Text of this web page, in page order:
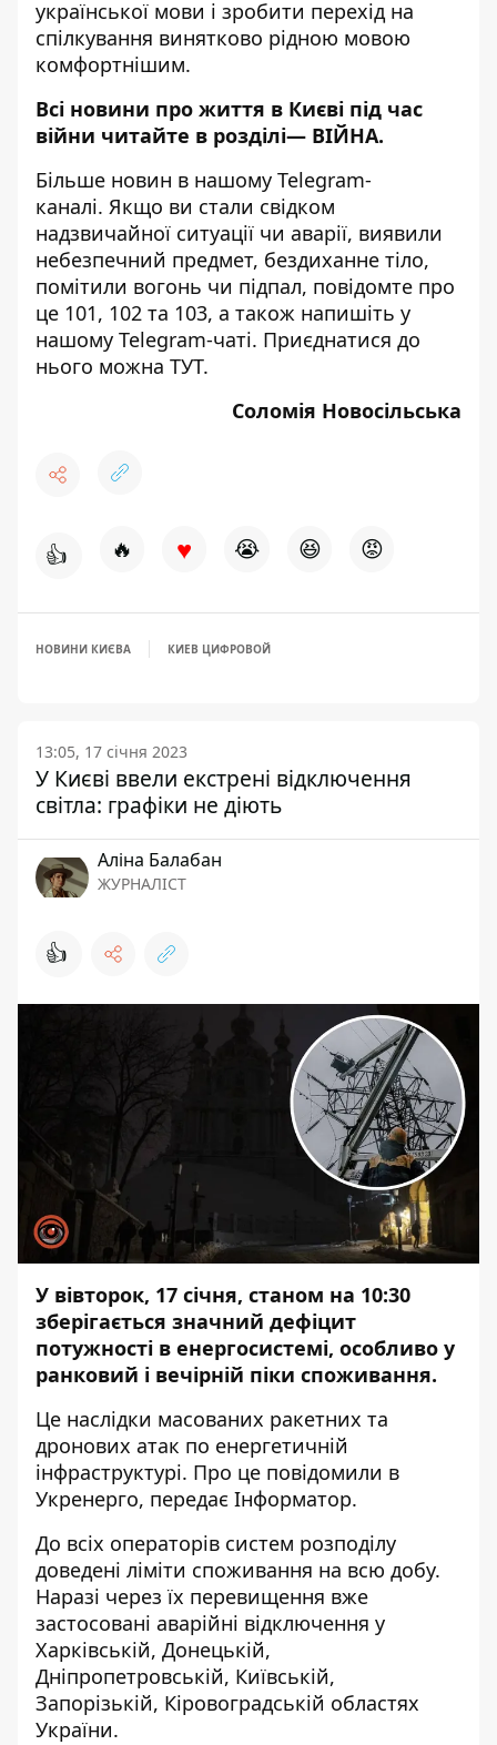
української мови і зробити перехід на
спілкування винятково рідною мовою
комфортнішим.
Всі новини про життя в Києві під час
війни читайте в розділі— ВІЙНА.
Більше новин в нашому Telegram-
каналі. Якщо ви стали свідком
надзвичайної ситуації чи аварії, виявили
небезпечний предмет, бездиханне тіло,
помітили вогонь чи підпал, повідомте про
це 101, 102 та 103, а також напишіть у
нашому Telegram-чаті. Приєднатися до
нього можна ТУТ.
Соломія Новосільська
👍 🔥 ♥ 😭 😆 😡
НОВИНИ КИЄВА КИЕВ ЦИФРОВОЙ
13:05, 17 січня 2023
У Києві ввели екстрені відключення
світла: графіки не діють
Аліна Балабан
ЖУРНАЛІСТ
👍
У вівторок, 17 січня, станом на 10:30
зберігається значний дефіцит
потужності в енергосистемі, особливо у
ранковий і вечірній піки споживання.
Це наслідки масованих ракетних та
дронових атак по енергетичній
інфраструктурі. Про це повідомили в
Укренерго, передає Інформатор.
До всіх операторів систем розподілу
доведені ліміти споживання на всю добу.
Наразі через їх перевищення вже
застосовані аварійні відключення у
Харківській, Донецькій,
Дніпропетровській, Київській,
Запорізькій, Кіровоградській областях
України.